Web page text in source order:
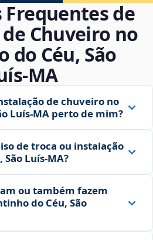
de
Chuveiro no
do Céu, São
de chuveiro no
Luís‑MA perto de mim?
de troca ou instalação
Luís‑MA?
ou também fazem
do Céu, São